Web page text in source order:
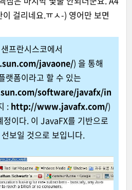
걸리네요.ㅠㅅ-) 영어만 보면
프란시스코에서
javaone/) 을 통해
랫폼이라고 할 수 있는
software/javafx/in
: http://www.javafx.com/)
이다. 이 JavaFX를 기반으로
보일 것으로 보입니다.